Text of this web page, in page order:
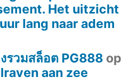
Het uitzicht
lang naar adem
รวมสล็อต PG888 op
aan zee